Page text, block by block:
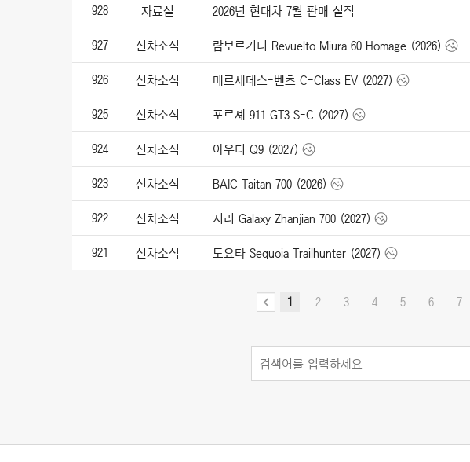
928 자료실 2026년 현대차 7월 판매 실적
927 신차소식 람보르기니 Revuelto Miura 60 Homage (2026)
926 신차소식 메르세데스-벤츠 C-Class EV (2027)
925 신차소식 포르셰 911 GT3 S-C (2027)
924 신차소식 아우디 Q9 (2027)
923 신차소식 BAIC Taitan 700 (2026)
922 신차소식 지리 Galaxy Zhanjian 700 (2027)
921 신차소식 도요타 Sequoia Trailhunter (2027)
1 2 3 4 5 6 7